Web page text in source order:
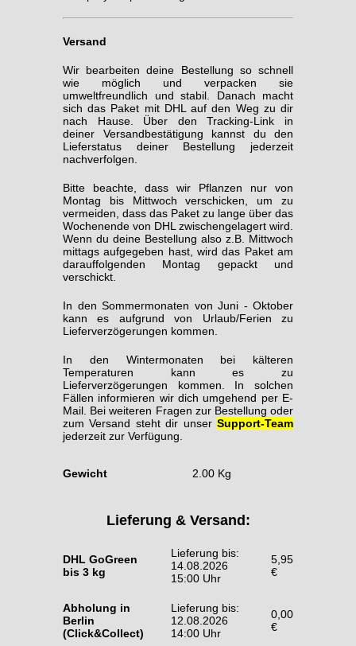
Versand
Wir bearbeiten deine Bestellung so schnell
wie möglich und verpacken sie
umweltfreundlich und stabil. Danach macht
sich das Paket mit DHL auf den Weg zu dir
nach Hause. Über den Tracking-Link in
deiner Versandbestätigung kannst du den
Lieferstatus deiner Bestellung jederzeit
nachverfolgen.
Bitte beachte, dass wir Pflanzen nur von
Montag bis Mittwoch verschicken, um zu
vermeiden, dass das Paket zu lange über das
Wochenende von DHL zwischengelagert wird.
Wenn du deine Bestellung also z.B. Mittwoch
mittags aufgegeben hast, wird das Paket am
darauffolgenden Montag gepackt und
verschickt.
In den Sommermonaten von Juni - Oktober
kann es aufgrund von Urlaub/Ferien zu
Lieferverzögerungen kommen.
In den Wintermonaten bei kälteren
Temperaturen kann es zu
Lieferverzögerungen kommen. In solchen
Fällen informieren wir dich umgehend per E-
Mail. Bei weiteren Fragen zur Bestellung oder
zum Versand steht dir unser Support-Team
jederzeit zur Verfügung.
Gewicht 2.00 Kg
Lieferung & Versand:
DHL GoGreen
bis 3 kg
Lieferung bis:
14.08.2026
15:00 Uhr
5,95
€
Abholung in
Berlin
(Click&Collect)
Lieferung bis:
12.08.2026
14:00 Uhr
0,00
€